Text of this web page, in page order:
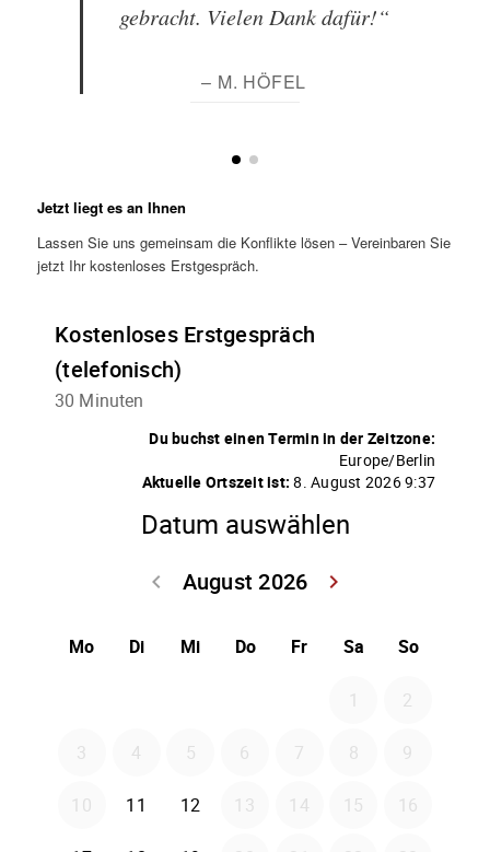
gebracht. Vielen Dank dafür!“
– M. HÖFEL
Jetzt liegt es an Ihnen
Lassen Sie uns gemeinsam die Konflikte lösen – Vereinbaren Sie
jetzt Ihr kostenloses Erstgespräch.